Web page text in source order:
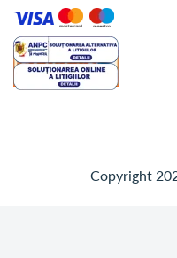
Copyright